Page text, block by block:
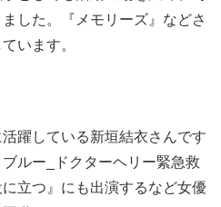
した。『メモリーズ』などさ
います。
躍している新垣結衣さんです
ルー_ドクターヘリー緊急救
立つ』にも出演するなど女優